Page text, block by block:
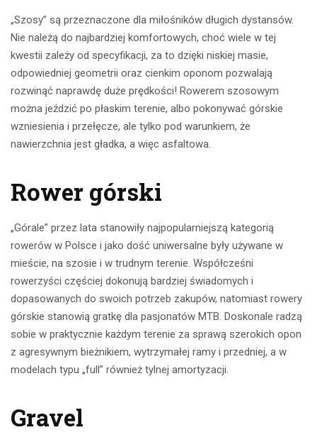
„Szosy” są przeznaczone dla miłośników długich dystansów.
Nie należą do najbardziej komfortowych, choć wiele w tej
kwestii zależy od specyfikacji, za to dzięki niskiej masie,
odpowiedniej geometrii oraz cienkim oponom pozwalają
rozwinąć naprawdę duże prędkości! Rowerem szosowym
można jeździć po płaskim terenie, albo pokonywać górskie
wzniesienia i przełęcze, ale tylko pod warunkiem, że
nawierzchnia jest gładka, a więc asfaltowa.
Rower górski
„Górale” przez lata stanowiły najpopularniejszą kategorią
rowerów w Polsce i jako dość uniwersalne były używane w
mieście, na szosie i w trudnym terenie. Współcześni
rowerzyści częściej dokonują bardziej świadomych i
dopasowanych do swoich potrzeb zakupów, natomiast rowery
górskie stanowią gratkę dla pasjonatów MTB. Doskonale radzą
sobie w praktycznie każdym terenie za sprawą szerokich opon
z agresywnym bieżnikiem, wytrzymałej ramy i przedniej, a w
modelach typu „full” również tylnej amortyzacji.
Gravel